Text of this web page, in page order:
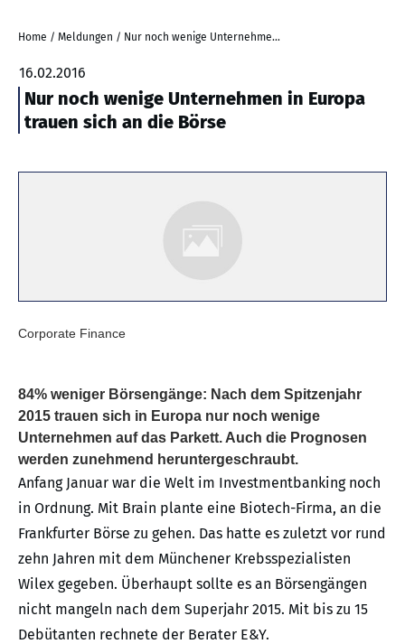
Home / Meldungen / Nur noch wenige Unternehmen in Europa trauen sich an die Börse
16.02.2016
Nur noch wenige Unternehmen in Europa
trauen sich an die Börse
Corporate Finance
84% weniger Börsengänge: Nach dem Spitzenjahr
2015 trauen sich in Europa nur noch wenige
Unternehmen auf das Parkett. Auch die Prognosen
werden zunehmend heruntergeschraubt.
Anfang Januar war die Welt im Investmentbanking noch
in Ordnung. Mit Brain plante eine Biotech-Firma, an die
Frankfurter Börse zu gehen. Das hatte es zuletzt vor rund
zehn Jahren mit dem Münchener Krebsspezialisten
Wilex gegeben. Überhaupt sollte es an Börsengängen
nicht mangeln nach dem Superjahr 2015. Mit bis zu 15
Debütanten rechnete der Berater E&Y.